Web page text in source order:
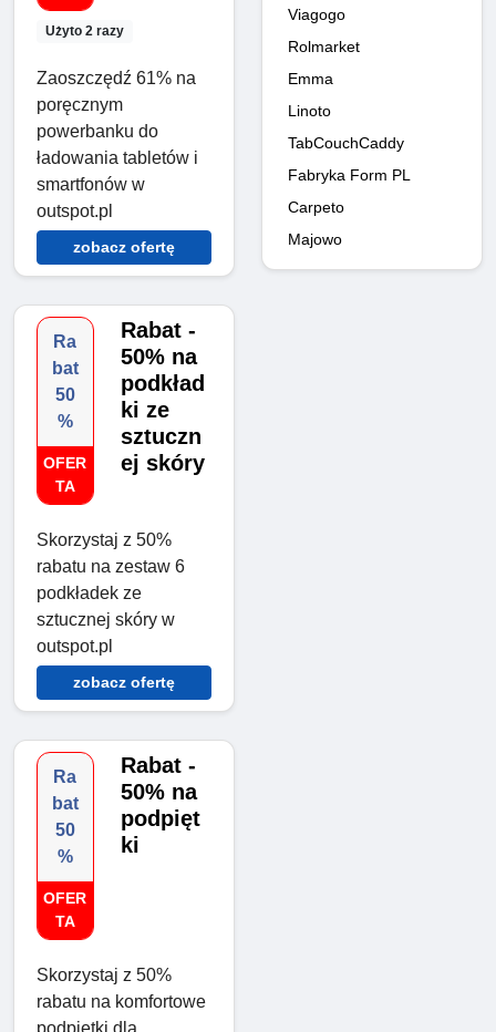
Użyto 2 razy
Zaoszczędź 61% na
poręcznym
powerbanku do
ładowania tabletów i
smartfonów w
outspot.pl
zobacz ofertę
Ra
bat
50
%
OFER
TA
Rabat -
50% na
podkład
ki ze
sztuczn
ej skóry
Skorzystaj z 50%
rabatu na zestaw 6
podkładek ze
sztucznej skóry w
outspot.pl
zobacz ofertę
Ra
bat
50
%
OFER
TA
Rabat -
50% na
podpięt
ki
Skorzystaj z 50%
rabatu na komfortowe
Viagogo
Rolmarket
Emma
Linoto
TabCouchCaddy
Fabryka Form PL
Carpeto
Majowo